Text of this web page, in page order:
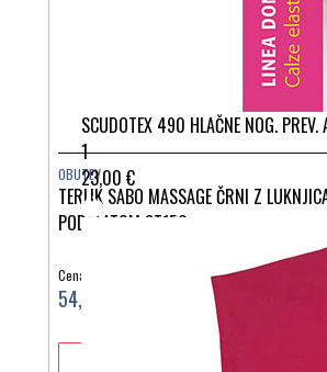
SCUDOTEX 490 HLAČNE NOG.
1
23,00 €
OBUTEV
TERLIK SABO MASSAGE ČRNI Z
PODPLATOM ST153
Cena:
54,90 €